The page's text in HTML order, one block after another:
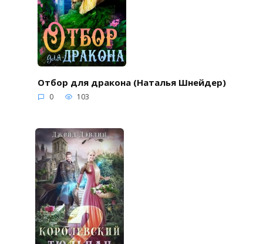
Отбор для дракона (Наталья Шнейдер)
0 103